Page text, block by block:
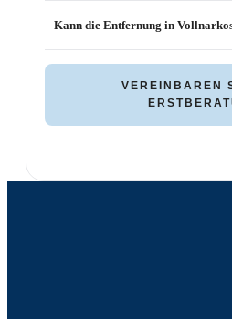
Kann die Entfernung in
VEREINBAREN